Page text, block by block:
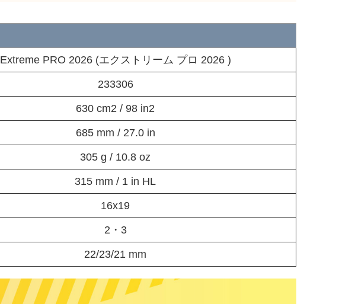
Extreme PRO 2026 (エクストリーム プロ 2026 )
233306
630 cm2 / 98 in2
685 mm / 27.0 in
305 g / 10.8 oz
315 mm / 1 in HL
16x19
2・3
22/23/21 mm